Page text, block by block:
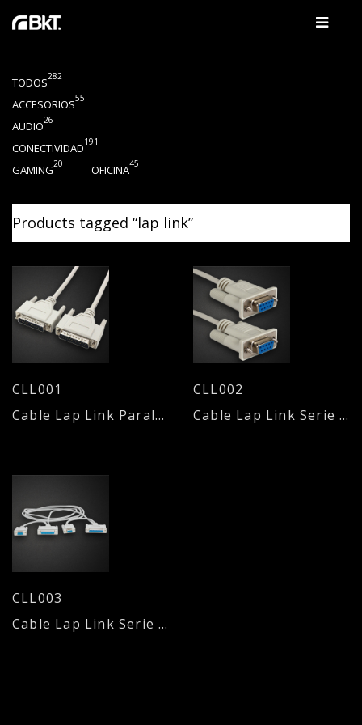
TODOS282
ACCESORIOS55
AUDIO26
CONECTIVIDAD191
GAMING20 OFICINA45
Products tagged “lap link”
CLL001
Cable Lap Link Paralelo DB25M / DB25M
CLL002
Cable Lap Link Serie DB9H / DB9H
CLL003
Cable Lap Link Serie 2 x DB9 H + 2 x DB25 H